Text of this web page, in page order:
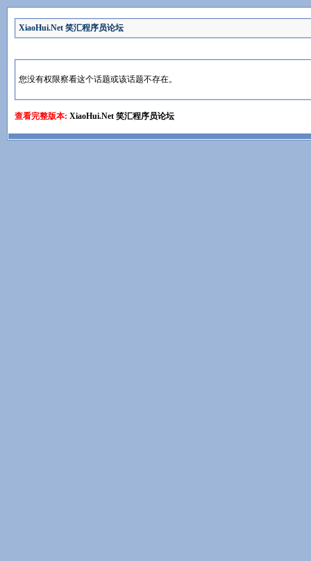
XiaoHui.Net 笑汇程序员论坛
您没有权限察看这个话题或该话题不存在。
查看完整版本: XiaoHui.Net 笑汇程序员论坛